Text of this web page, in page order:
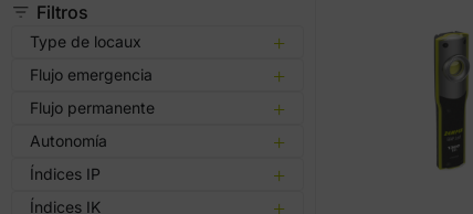
Filtros
Type de locaux
Flujo emergencia
Flujo permanente
Autonomía
Índices IP
Índices IK